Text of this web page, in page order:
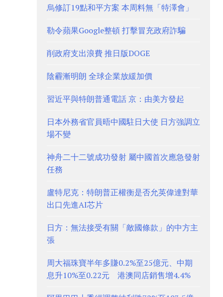
烏修訂19點和平方案 本周料無「特澤會」
勒令蘋果Google整頓 打擊冒充政府詐騙
削政府支出浪費 推日版DOGE
陰霾漸明朗 全球企業放緩加價
習近平與特朗普通電話 京：由美方發起
日本外務省官員晤中國駐日大使 日方強調立
場不變
神舟二十二號成功發射 屬中國首次應急發射
任務
盧特尼克：特朗普正權衡是否允英偉達對華
出口先進AI芯片
日方：無法接受有關「敵國條款」的中方主
張
周大福珠寶半年多賺0.2%至25億元、中期
息升10%至0.22元 港澳同店銷售增4.4%